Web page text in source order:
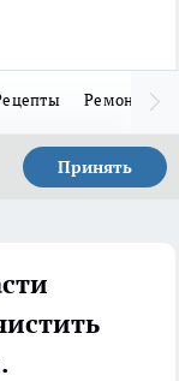
Ремонт
Принять